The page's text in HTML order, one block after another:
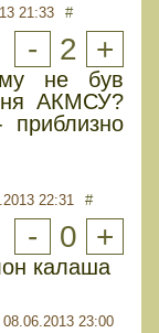
21:33 #
- 2 +
не був
АКМСУ?
22:31 #
- 0 +
калаша
08.06.2013 23:00